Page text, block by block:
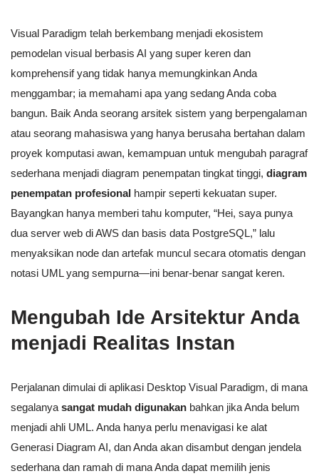
Visual Paradigm telah berkembang menjadi ekosistem
pemodelan visual berbasis AI yang super keren dan
komprehensif yang tidak hanya memungkinkan Anda
menggambar; ia memahami apa yang sedang Anda coba
bangun. Baik Anda seorang arsitek sistem yang berpengalaman
atau seorang mahasiswa yang hanya berusaha bertahan dalam
proyek komputasi awan, kemampuan untuk mengubah paragraf
sederhana menjadi diagram penempatan tingkat tinggi, diagram
penempatan profesional hampir seperti kekuatan super.
Bayangkan hanya memberi tahu komputer, “Hei, saya punya
dua server web di AWS dan basis data PostgreSQL,” lalu
menyaksikan node dan artefak muncul secara otomatis dengan
notasi UML yang sempurna—ini benar-benar sangat keren.
Mengubah Ide Arsitektur Anda
menjadi Realitas Instan
Perjalanan dimulai di aplikasi Desktop Visual Paradigm, di mana
segalanya sangat mudah digunakan bahkan jika Anda belum
menjadi ahli UML. Anda hanya perlu menavigasi ke alat
Generasi Diagram AI, dan Anda akan disambut dengan jendela
sederhana dan ramah di mana Anda dapat memilih jenis